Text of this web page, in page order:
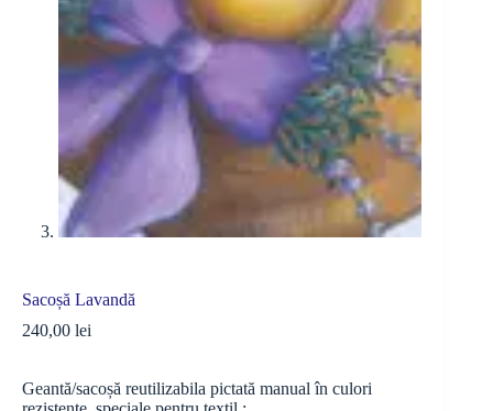
Sacoșă Lavandă
240,00 lei
Geantă/sacoșă reutilizabila pictată manual în culori